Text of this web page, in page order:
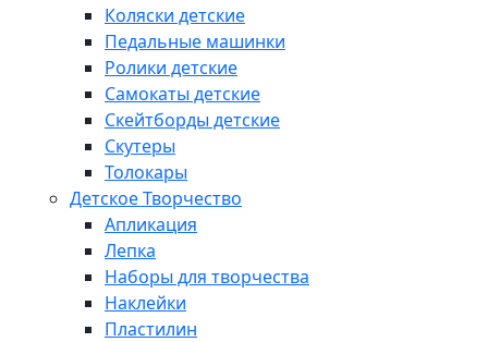
Коляски детские
Педальные машинки
Ролики детские
Самокаты детские
Скейтборды детские
Скутеры
Толокары
Детское Творчество
Апликация
Лепка
Наборы для творчества
Наклейки
Пластилин